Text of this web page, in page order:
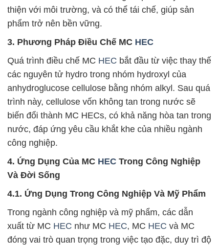
thiện với môi trường, và có thể tái chế, giúp sản
phẩm trở nên bền vững.
3. Phương Pháp Điều Chế MC HEC
Quá trình điều chế MC HEC bắt đầu từ việc thay thế
các nguyên tử hydro trong nhóm hydroxyl của
anhydroglucose cellulose bằng nhóm alkyl. Sau quá
trình này, cellulose vốn không tan trong nước sẽ
biến đổi thành MC HECs, có khả năng hòa tan trong
nước, đáp ứng yêu cầu khắt khe của nhiều ngành
công nghiệp.
4. Ứng Dụng Của MC HEC Trong Công Nghiệp
Và Đời Sống
4.1. Ứng Dụng Trong Công Nghiệp Và Mỹ Phẩm
Trong ngành công nghiệp và mỹ phẩm, các dẫn
xuất từ MC HEC như MC HEC, MC HEC và MC
đóng vai trò quan trọng trong việc tạo đặc, duy trì độ